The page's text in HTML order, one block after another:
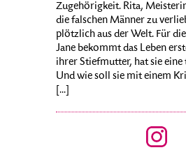
Zugehörigkeit. Rita,
die falschen Männer zu
plötzlich aus der Welt. Für
Jane bekommt das Leben
ihrer Stiefmutter, hat sie eine
Und wie soll sie mit einem
[...]